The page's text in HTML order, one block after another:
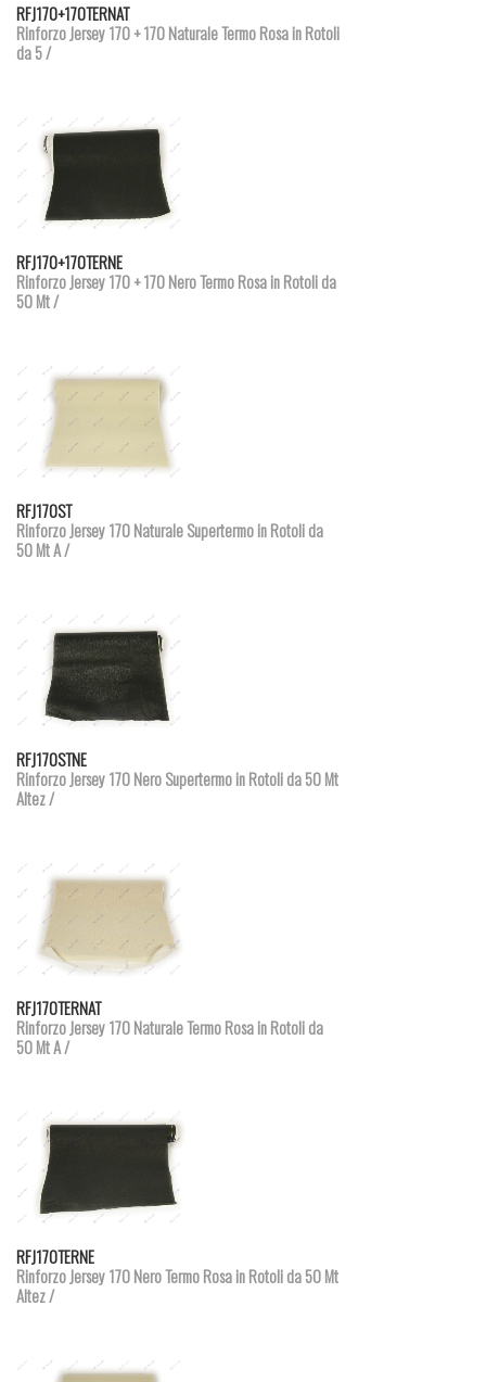
RFJ170+170TERNAT
Rinforzo Jersey 170 + 170 Naturale Termo Rosa in Rotoli
da 5 /
RFJ170+170TERNE
Rinforzo Jersey 170 + 170 Nero Termo Rosa in Rotoli da
50 Mt /
RFJ170ST
Rinforzo Jersey 170 Naturale Supertermo in Rotoli da
50 Mt A /
RFJ170STNE
Rinforzo Jersey 170 Nero Supertermo in Rotoli da 50 Mt
Altez /
RFJ170TERNAT
Rinforzo Jersey 170 Naturale Termo Rosa in Rotoli da
50 Mt A /
RFJ170TERNE
Rinforzo Jersey 170 Nero Termo Rosa in Rotoli da 50 Mt
Altez /